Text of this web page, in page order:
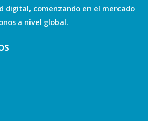
digital, comenzando en el mercado
a nivel global.